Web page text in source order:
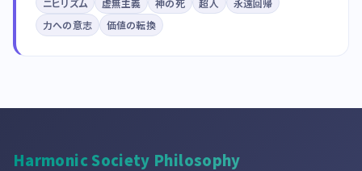
力への意志
価値の転換
Harmonic Society Philosophy